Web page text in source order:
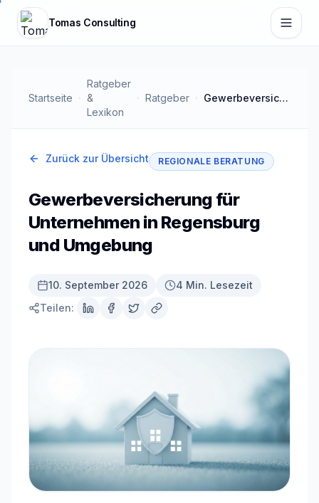
Zum Hauptinhalt springen
Tomas Consulting
Startseite
Ratgeber
&
Lexikon
Ratgeber Gewerbeversicherung für Unternehmen in Regensburg und Umgebung
Zurück zur Übersicht REGIONALE BERATUNG
Gewerbeversicherung für
Unternehmen in Regensburg
und Umgebung
10. September 2026
4 Min. Lesezeit
Teilen: